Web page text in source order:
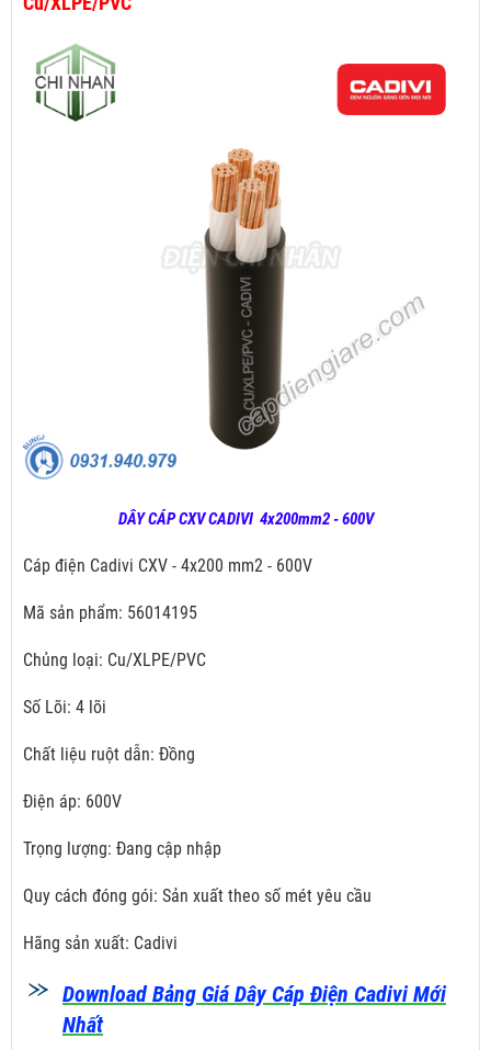
DÂY CÁP CXV CADIVI 4x200mm2 - 600V
Cáp điện Cadivi CXV - 4x200 mm2 - 600V
Mã sản phẩm: 56014195
Chủng loại: Cu/XLPE/PVC
Số Lõi: 4 lõi
Chất liệu ruột dẫn: Đồng
Điện áp: 600V
Trọng lượng: Đang cập nhập
Quy cách đóng gói: Sản xuất theo số mét yêu cầu
Hãng sản xuất: Cadivi
Download Bảng Giá Dây Cáp Điện Cadivi Mới
Nhất